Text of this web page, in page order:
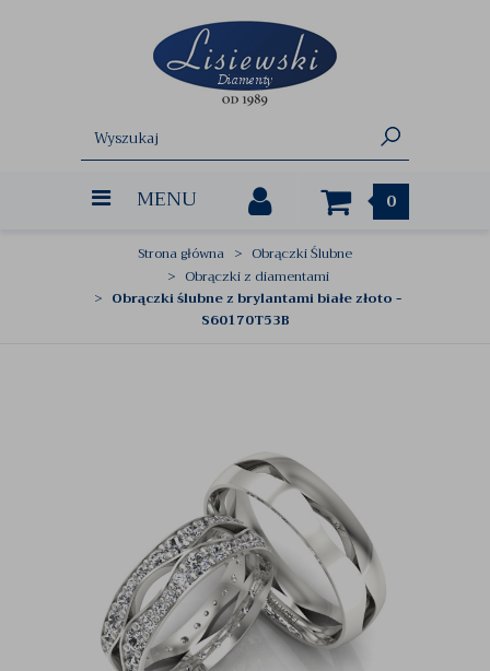
MENU 0
Strona główna
Obrączki Ślubne
Obrączki z diamentami
Obrączki ślubne z brylantami białe złoto -
S60170T53B